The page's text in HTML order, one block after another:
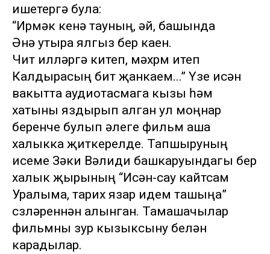
ишетергә була:
“Ирмәк кенә тауның, әй, башында
Әнә утыра ялгыз бер каен.
Чит илләргә китеп, мәхрүм итеп
Калдырасың бит җанкаем...” Үзе исән
вакытта аудиотасмага кызы һәм
хатыны яздырып алган ул моңнар
беренче булып әлеге фильм аша
халыкка җиткерелде. Тапшыруның
исеме Зәки Вәлиди башкаруындагы бер
халык җырының “Исән-сау кайтсам
Уралыма, тарих язар идем ташыңа”
сүзләреннән алынган. Тамашачылар
фильмны зур кызыксыну белән
карадылар.